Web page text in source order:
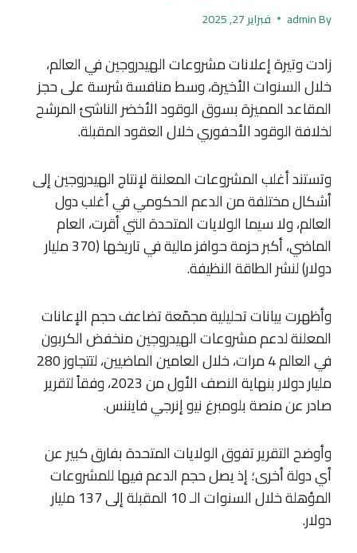
By
admin فبراير 27, 2025
زادت وتيرة إعلانات مشروعات الهيدروجين في العالم،
خلال السنوات الأخيرة، وسط منافسة شرسة على حجز
المقاعد المميزة بسوق الوقود الأخضر الناشئ المرشح
لخلافة الوقود الأحفوري خلال العقود المقبلة.
وتستند أغلب المشروعات المعلنة لإنتاج الهيدروجين إلى
أشكال مختلفة من الدعم الحكومي في أغلب دول
العالم، ولا سيما الولايات المتحدة التي أقرت، العام
الماضي، أكبر حزمة حوافز مالية في تاريخها (370 مليار
دولار) لنشر الطاقة النظيفة.
وأظهرت بيانات تحليلية مجمّعة تضاعف حجم الإعانات
المعلنة لدعم مشروعات الهيدروجين منخفض الكربون
في العالم 4 مرات، خلال العامين الماضيين، لتتجاوز 280
مليار دولار بنهاية النصف الأول من 2023، وفقاً لتقرير
صادر عن منصة بلومبرغ نيو إنرجي فايننس.
وأوضح التقرير تفوق الولايات المتحدة بفارق كبير عن
أي دولة أخرى؛ إذ يصل حجم الدعم فيها للمشروعات
المؤهلة خلال السنوات الـ 10 المقبلة إلى 137 مليار
دولار.